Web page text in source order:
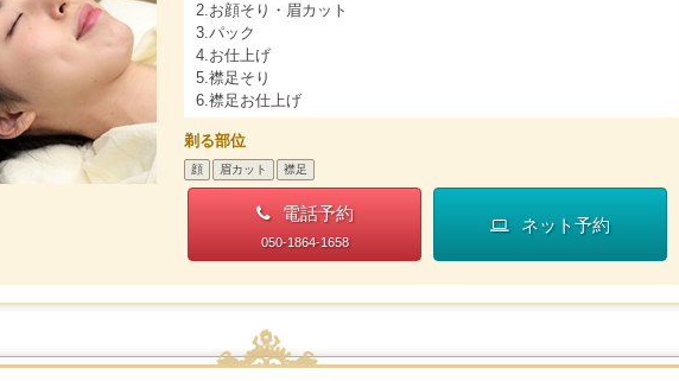
2.お顔そり・眉カット
3.パック
4.お仕上げ
5.襟足そり
6.襟足お仕上げ
剃る部位
顔 眉カット 襟足
電話予約
050-1864-1658
ネット予約